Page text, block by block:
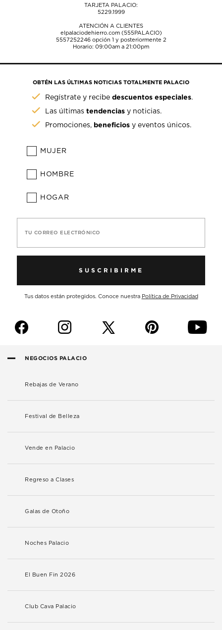
TARJETA PALACIO:
5229.1999
ATENCIÓN A CLIENTES
elpalaciodehierro.com (555PALACIO)
5557252246opción 1 y posteriormente 2
Horario: 09:00am a 21:00pm
OBTÉN LAS ÚLTIMAS NOTICIAS TOTALMENTE PALACIO
Regístrate y recibedescuentos especiales.
Las últimastendencias y noticias.
Promociones, beneficios y eventos únicos.
MUJER
HOMBRE
HOGAR
TU CORREO ELECTRÓNICO
SUSCRIBIRME
Tus datos están protegidos. Conoce nuestra Política de Privacidad
f i p y
NEGOCIOS PALACIO
Rebajas de Verano
Festival de Belleza
Vende en Palacio
Regreso a Clases
Galas de Otoño
Noches Palacio
El Buen Fin 2026
Club Cava Palacio